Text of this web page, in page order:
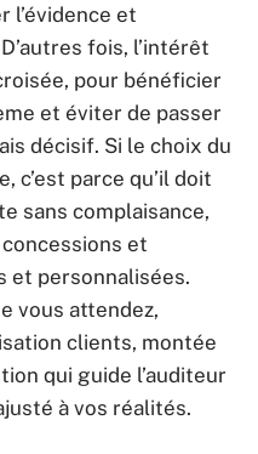
l’évidence et
fois, l’intérêt
pour bénéficier
et éviter de passer
décisif. Si le choix du
c’est parce qu’il doit
sans complaisance,
et
et personnalisées.
vous attendez,
clients, montée
qui guide l’auditeur
à vos réalités.